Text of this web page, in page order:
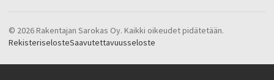
© 2026 Rakentajan Sarokas Oy. Kaikki oikeudet pidätetään.
RekisteriselosteSaavutettavuusseloste